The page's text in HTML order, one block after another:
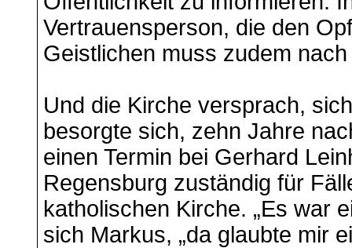
Vertrauensperson, die den
Geistlichen muss zudem
Und die Kirche versprach,
besorgte sich, zehn Jahre
einen Termin bei Gerhard
Regensburg zuständig für
katholischen Kirche. „Es war
sich Markus, „da glaubte mir